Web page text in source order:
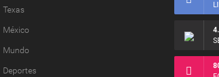
Texas
México
Mundo
Deportes